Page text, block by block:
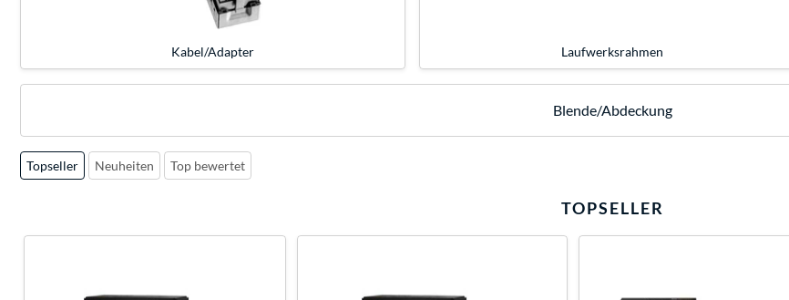
Kabel/Adapter Laufwerksrahmen
Blende/Abdeckung
Topseller Neuheiten Top bewertet
TOPSELLER